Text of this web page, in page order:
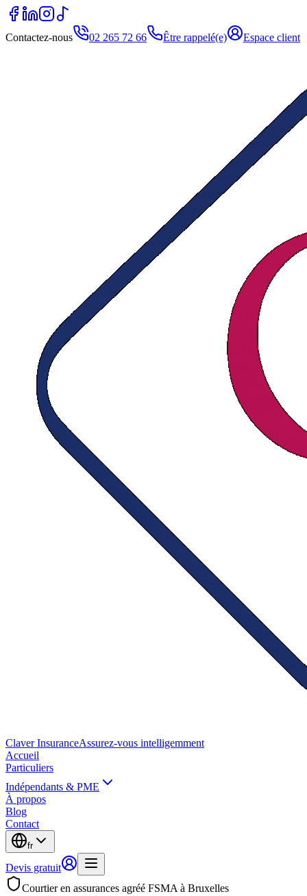
Contactez-nous 02 265 72 66 Être rappelé(e) Espace client
ClaverInsuranceAssurez-vous intelligemment
Accueil
Particuliers
Indépendants & PME
À propos
Blog
Contact
fr
Devis gratuit
Courtier en assurances agréé FSMA à Bruxelles